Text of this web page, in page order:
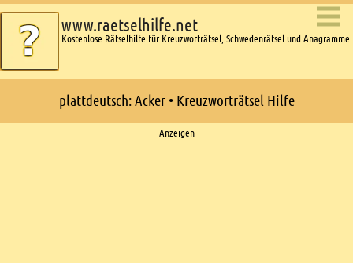
www.raetselhilfe.net
Kostenlose Rätselhilfe für Kreuzworträtsel, Schwedenrätsel und Anagramme.
plattdeutsch: Acker • Kreuzworträtsel Hilfe
Anzeigen